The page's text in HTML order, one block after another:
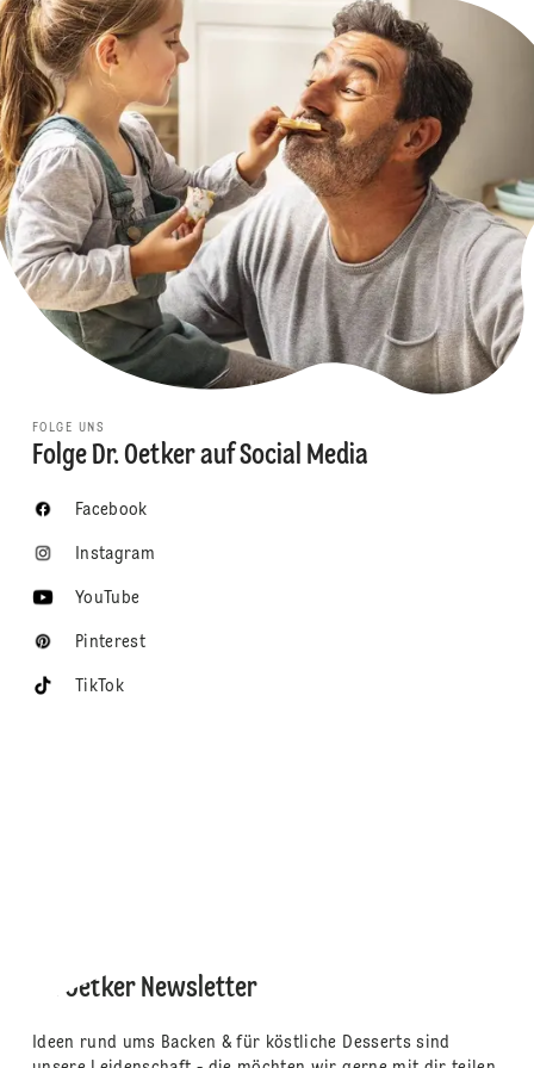
FOLGE UNS
Folge Dr. Oetker auf Social Media
Facebook
Instagram
YouTube
Pinterest
TikTok
Dr. Oetker Newsletter
Ideen rund ums Backen & für köstliche Desserts sind